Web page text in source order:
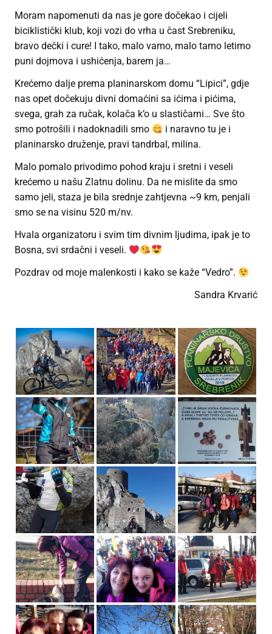
Moram napomenuti da nas je gore dočekao i cijeli
biciklistički klub, koji vozi do vrha u čast Srebreniku,
bravo dečki i cure! I tako, malo vamo, malo tamo letimo
puni dojmova i ushićenja, barem ja…
Krećemo dalje prema planinarskom domu “Lipici”, gdje
nas opet dočekuju divni domaćini sa ićima i pićima,
svega, grah za ručak, kolača k’o u slastičarni… Sve što
smo potrošili i nadoknadili smo
i naravno tu je i
planinarsko druženje, pravi tandrbal, milina.
Malo pomalo privodimo pohod kraju i sretni i veseli
krećemo u našu Zlatnu dolinu. Da ne mislite da smo
samo jeli, staza je bila srednje zahtjevna ~9 km, penjali
smo se na visinu 520 m/nv.
Hvala organizatoru i svim tim divnim ljudima, ipak je to
Bosna, svi srdačni i veseli.
Pozdrav od moje malenkosti i kako se kaže “Vedro”.
Sandra Krvarić